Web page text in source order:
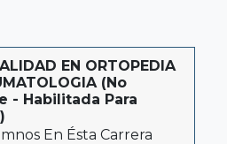
EN ORTOPEDIA
(No
- Habilitada Para
En Ésta Carrera